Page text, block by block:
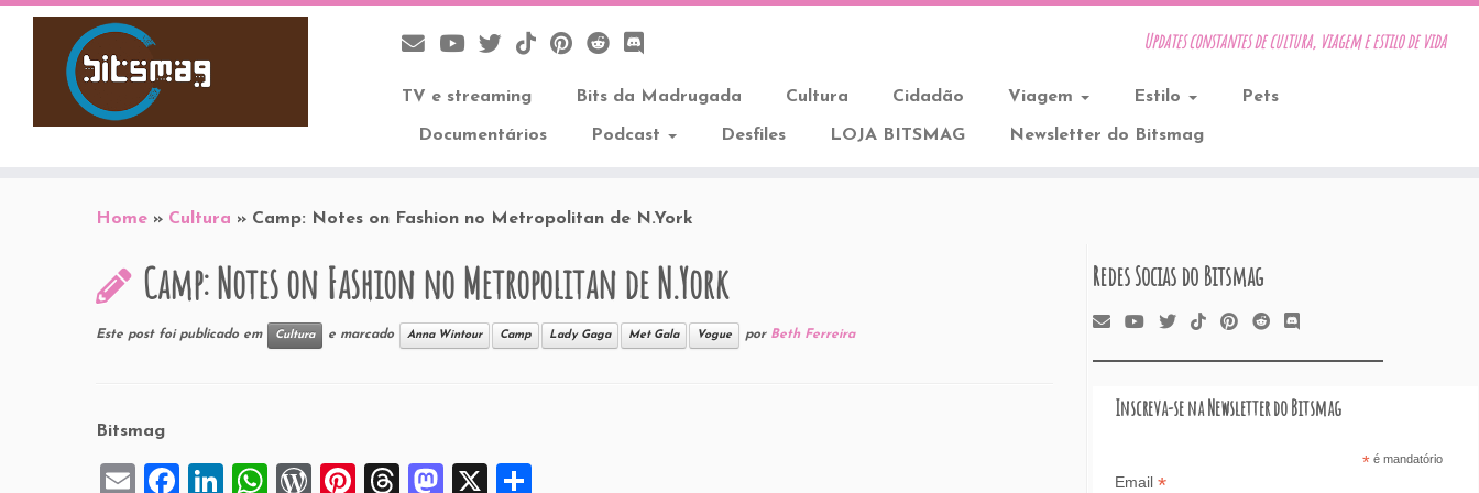
Updates constantes de cultura, viagem e estilo de vida
TV e streaming Bits da Madrugada Cultura Cidadão Viagem Estilo Pets
Documentários Podcast Desfiles LOJA BITSMAG Newsletter do Bitsmag
Home » Cultura » Camp: Notes on Fashion no Metropolitan de N.York
Camp: Notes on Fashion no Metropolitan de N.York
Este post foi publicado em Cultura e marcado Anna Wintour Camp Lady Gaga Met Gala Vogue por Beth Ferreira
Bitsmag
E
F
Li
W W
Pi
T
M
X
Redes Socias do Bitsmag
Inscreva-se na Newsletter do Bitsmag
*é mandatório
Email *